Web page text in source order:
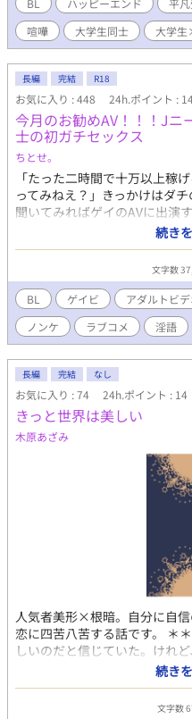
さながらユウトの痴態に興奮
ルキに、頑なだったユウトの
のえっちは、熱いぞ！ ※ムー
載しています。
BL ハッピーエンド 平
喧嘩
大学生同士 大学
長編 完結 R18
お気に入り : 448 24h.ポイント : 14
今月のお勧めAV！！！Jニ
士の初ガチセックス
ちとせ。
「たった二時間で十万以上稼
ってみねえ？」きっかけはダ
聞いてみればゲイのAVに出
だと十万でネコ役だと三十万
かタチとかネコってなに？？
ンケ大学生がネコ役でゲイビ
トノベルズ様にも掲載してい
イビに出演してアナルセック
俺だけじゃないよね？』始め
続き
文字数
BL ゲイビ アダルトビデ
ノンケ
ラブコメ 淫語
長編 完結 なし
お気に入り : 74 24h.ポイント : 14
きっと世界は美しい
木原あざみ
人気者美形×根暗。自分に自
恋に四苦八苦する話です。 ＊
しいのだと信じていた。けれ
平等で、こんなにも息苦しい
いるような男に恋をしてしま
生同士。リア充美形と根暗く
続き
文字数